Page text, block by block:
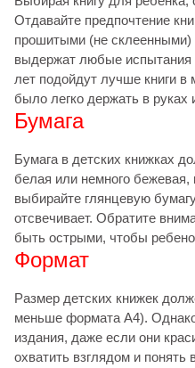
Отдавайте предпочтение
прошитыми (не склеенными)
выдержат любые испытания
лет подойдут лучше книги в
было легко держать в руках
Бумага
Бумага в детских книжках
белая или немного бежевая,
выбирайте глянцевую
отсвечивает. Обратите
быть острыми, чтобы
Формат
Размер детских книжек
меньше формата А4). Однако
издания, даже если они
охватить взглядом и понять